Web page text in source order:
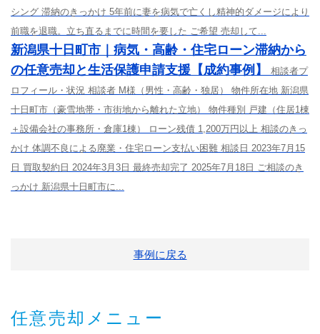
シング 滞納のきっかけ 5年前に妻を病気で亡くし精神的ダメージにより
前職を退職。立ち直るまでに時間を要した ご希望 売却して...
新潟県十日町市｜病気・高齢・住宅ローン滞納から
の任意売却と生活保護申請支援【成約事例】
相談者プ
ロフィール・状況 相談者 M様（男性・高齢・独居） 物件所在地 新潟県
十日町市（豪雪地帯・市街地から離れた立地） 物件種別 戸建（住居1棟
＋設備会社の事務所・倉庫1棟） ローン残債 1,200万円以上 相談のきっ
かけ 体調不良による廃業・住宅ローン支払い困難 相談日 2023年7月15
日 買取契約日 2024年3月3日 最終売却完了 2025年7月18日 ご相談のき
っかけ 新潟県十日町市に...
事例に戻る
任意売却メニュー